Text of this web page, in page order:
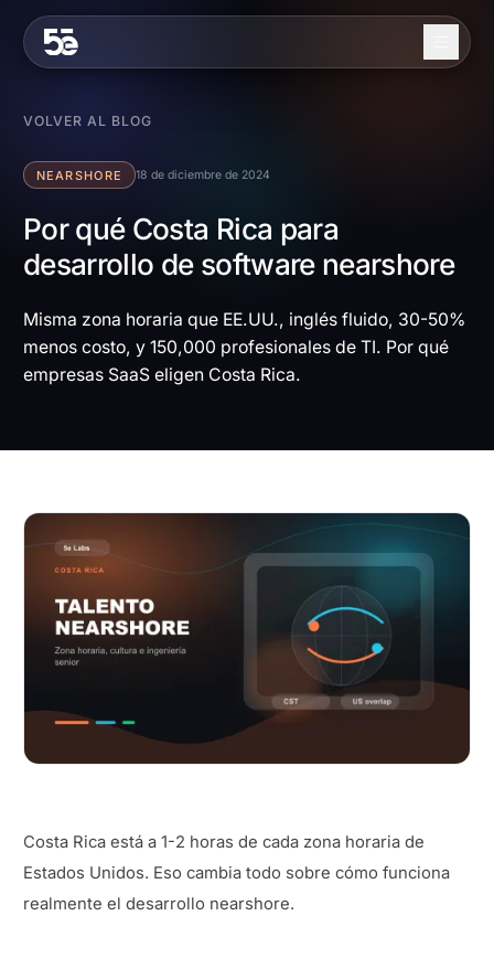
Nosotros
Servicios
Trabajo
Contacto
VOLVER AL BLOG
NEARSHORE 18 de diciembre de 2024
Por qué Costa Rica para
desarrollo de software nearshore
Misma zona horaria que EE.UU., inglés fluido, 30-50%
menos costo, y 150,000 profesionales de TI. Por qué
empresas SaaS eligen Costa Rica.
Costa Rica está a 1-2 horas de cada zona horaria de
Estados Unidos. Eso cambia todo sobre cómo funciona
realmente el desarrollo nearshore.